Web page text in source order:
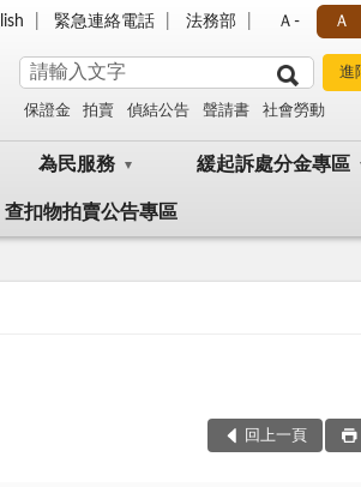
緊急連絡電話 法務部 Ａ- Ａ
保證金 拍賣 偵結公告 聲請書 社會勞動
為民服務 緩起訴處分金專區
查扣物拍賣公告專區
回上一頁